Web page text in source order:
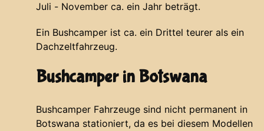
Juli - November ca. ein Jahr beträgt.
Ein Bushcamper ist ca. ein Drittel teurer als ein
Dachzeltfahrzeug.
Bushcamper in Botswana
Bushcamper Fahrzeuge sind nicht permanent in
Botswana stationiert, da es bei diesem Modellen